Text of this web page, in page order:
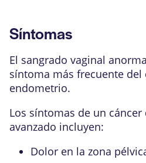
Síntomas
El sangrado vaginal
síntoma más frecuente del
endometrio.
Los síntomas de un
avanzado incluyen:
Dolor en la zona